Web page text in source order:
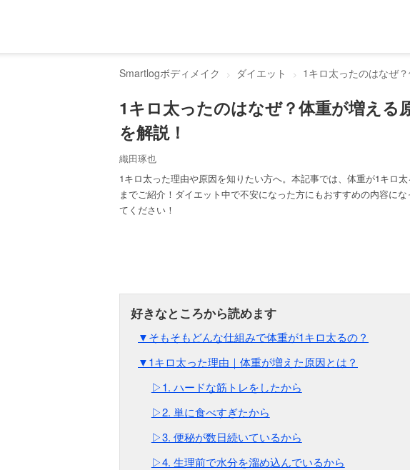
Smartlogボディメイク ダイエット 1キロ太ったのはなぜ
1キロ太ったのはなぜ？体重が増える
を解説！
織田琢也
1キロ太った理由や原因を知りたい方へ。本記事では、体重が1キロ
までご紹介！ダイエット中で不安になった方にもおすすめの内容に
てください！
▼そもそもどんな仕組みで体重が1キロ太るの？
▼1キロ太った理由｜体重が増えた原因とは？
▷1. ハードな筋トレをしたから
▷2. 単に食べすぎたから
▷3. 便秘が数日続いているから
▷4. 生理前で水分を溜め込んでいるから